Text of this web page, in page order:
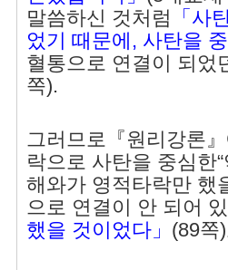
말씀하신 것처럼
「사
었기 때문에, 사탄을
혈통으로 연결이 되었
쪽).
그러므로『원리강론
락으로 사탄을 중심한
해와가 영적타락만 했
으로 연결이 안 되어
했을 것이었다」 (89쪽